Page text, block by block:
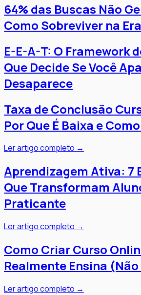
64% das Buscas Não
Como Sobreviver na
E-E-A-T: O Framework
Que Decide Se Você
Desaparece
Taxa de Conclusão
Por Que É Baixa e
Ler artigo completo →
Aprendizagem Ativa: 7
Que Transformam
Praticante
Ler artigo completo →
Como Criar Curso
Realmente Ensina
Ler artigo completo →